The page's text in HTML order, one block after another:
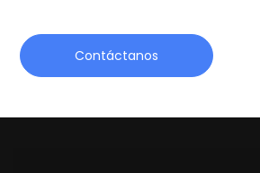
Contáctanos